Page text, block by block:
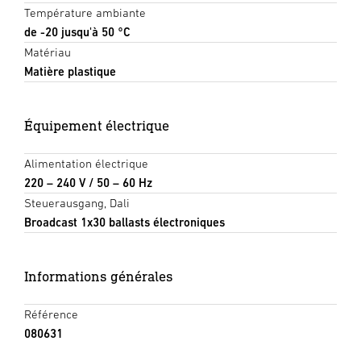
Température ambiante
de -20 jusqu'à 50 °C
Matériau
Matière plastique
Équipement électrique
Alimentation électrique
220 – 240 V / 50 – 60 Hz
Steuerausgang, Dali
Broadcast 1x30 ballasts électroniques
Informations générales
Référence
080631